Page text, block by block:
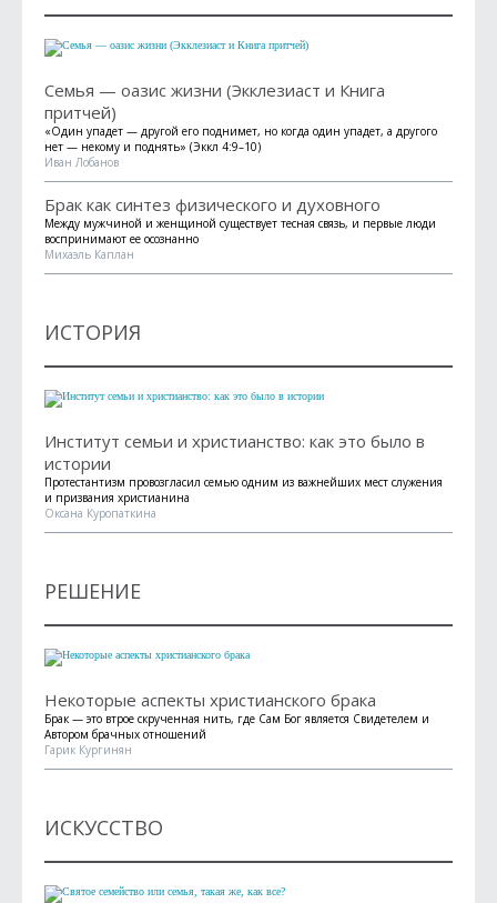
Семья — оазис жизни (Экклезиаст и Книга
притчей)
«Один упадет — другой его поднимет, но когда один упадет, а другого
нет — некому и поднять» (Эккл 4:9–10)
Иван Лобанов
Брак как синтез физического и духовного
Между мужчиной и женщиной существует тесная связь, и первые люди
воспринимают ее осознанно
Михаэль Каплан
ИСТОРИЯ
Институт семьи и христианство: как это было в
истории
Протестантизм провозгласил семью одним из важнейших мест служения
и призвания христианина
Оксана Куропаткина
РЕШЕНИЕ
Некоторые аспекты христианского брака
Брак — это втрое скрученная нить, где Сам Бог является Свидетелем и
Автором брачных отношений
Гарик Кургинян
ИСКУССТВО